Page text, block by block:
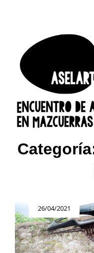
Publicada
el
26/04/2021